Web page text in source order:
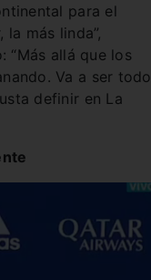
para el
más linda”,
allá que los
Va a ser todo
definir en La